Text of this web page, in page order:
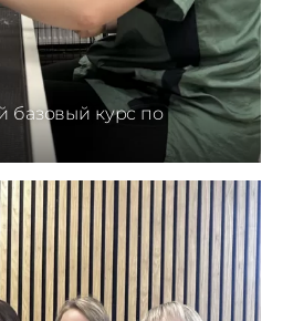
базовый курс по